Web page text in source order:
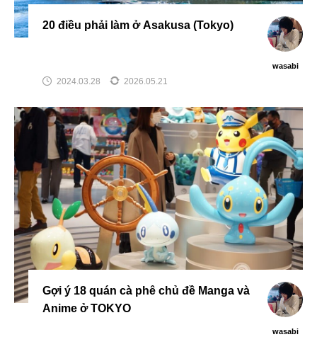
20 điều phải làm ở Asakusa (Tokyo)
wasabi
2024.03.28 2026.05.21
Gợi ý 18 quán cà phê chủ đề Manga và
Anime ở TOKYO
wasabi